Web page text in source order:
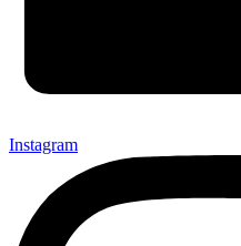
Instagram